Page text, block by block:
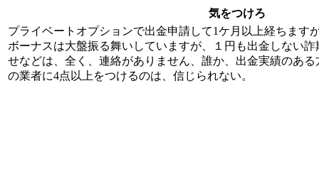
気をつけろ
プライベートオプションで出金申請して1ケ月以上経ちます
ボーナスは大盤振る舞いしていますが、１円も出金しない
せなどは、全く、連絡がありません、誰か、出金実績のあ
の業者に4点以上をつけるのは、信じられない。